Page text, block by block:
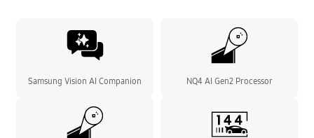
Samsung Vision AI Companion NQ4 AI Gen2 Processor